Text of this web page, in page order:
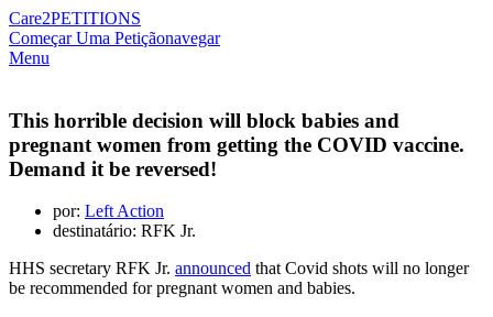
Care2PETITIONS
Começar Uma Petiçãonavegar
Menu
This horrible decision will block babies and
pregnant women from getting the COVID vaccine.
Demand it be reversed!
por: Left Action
destinatário: RFK Jr.
HHS secretary RFK Jr. announced that Covid shots will no longer
be recommended for pregnant women and babies.